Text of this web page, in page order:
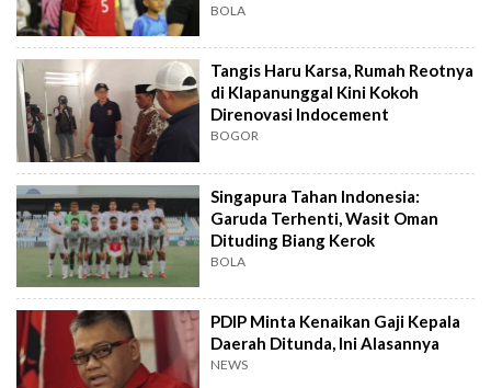
BOLA
Tangis Haru Karsa, Rumah Reotnya
di Klapanunggal Kini Kokoh
Direnovasi Indocement
BOGOR
Singapura Tahan Indonesia:
Garuda Terhenti, Wasit Oman
Dituding Biang Kerok
BOLA
PDIP Minta Kenaikan Gaji Kepala
Daerah Ditunda, Ini Alasannya
NEWS